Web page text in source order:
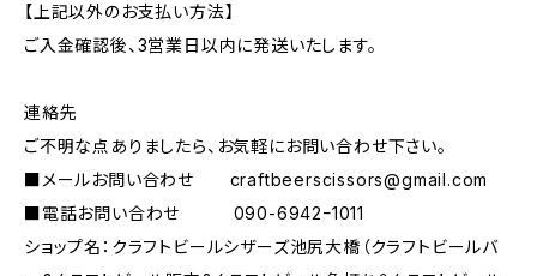
【上記以外のお支払い方法】
ご入金確認後、3営業日以内に発送いたします。
連絡先
ご不明な点ありましたら、お気軽にお問い合わせ下さい。
■メールお問い合わせ craftbeerscissors@gmail.com
■電話お問い合わせ 090-6942ｰ1011
ショップ名：クラフトビールシザーズ池尻大橋（クラフトビールバ